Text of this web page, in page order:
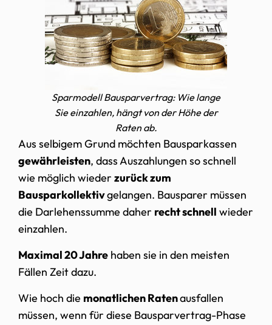
Sparmodell Bausparvertrag: Wie lange
Sie einzahlen, hängt von der Höhe der
Raten ab.
Aus selbigem Grund möchten Bausparkassen
gewährleisten, dass Auszahlungen so schnell
wie möglich wieder zurück zum
Bausparkollektivgelangen. Bausparer müssen
die Darlehenssumme daher recht schnell wieder
einzahlen.
Maximal 20 Jahre haben sie in den meisten
Fällen Zeit dazu.
Wie hoch die monatlichen Ratenausfallen
müssen, wenn für diese Bausparvertrag-Phase